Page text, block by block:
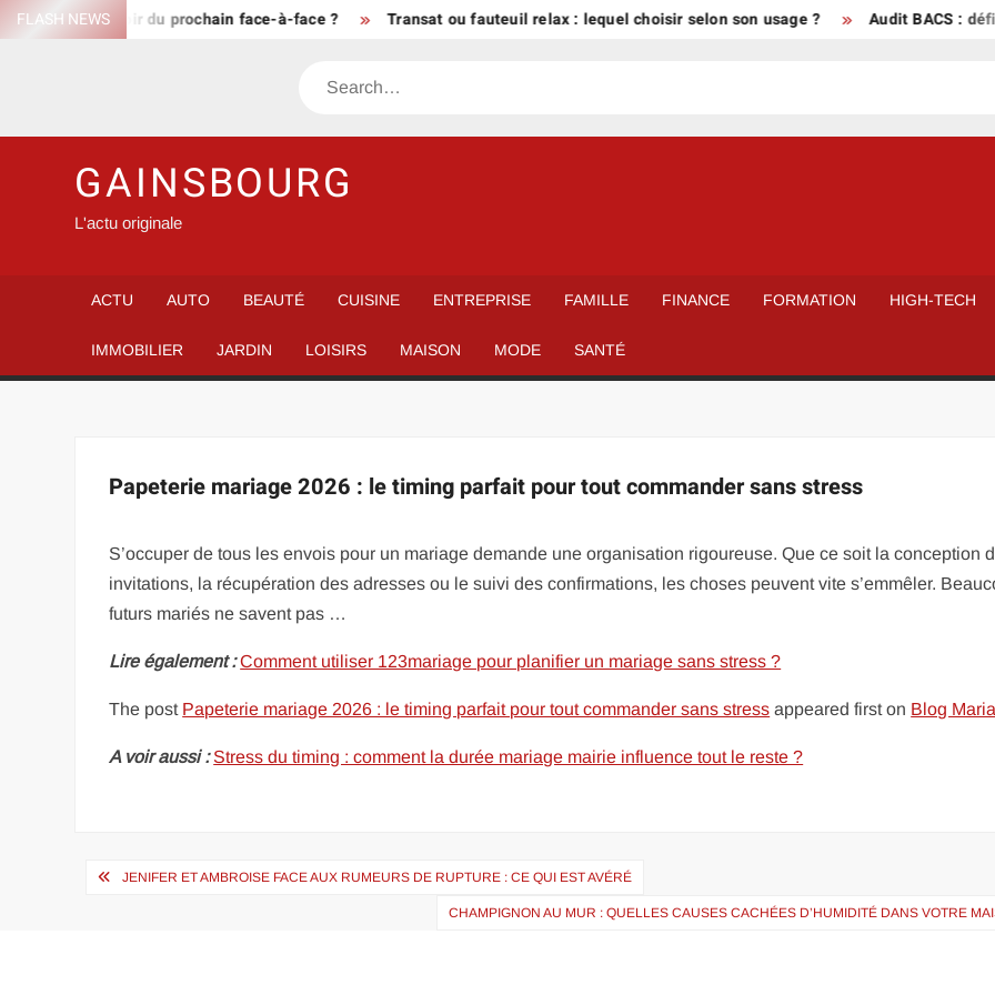
Skip
to
FLASH NEWS
vraiment prévoir du prochain face-à-face ? Transat ou fauteuil relax : lequel choisir selon son usage ? Audit BACS :
Search
GAINSBOURG
L'actu originale
ACTU AUTO BEAUTÉ CUISINE ENTREPRISE FAMILLE FINANCE FORMATION HIGH-TECH
IMMOBILIER JARDIN LOISIRS MAISON MODE SANTÉ
Papeterie mariage 2026 : le timing parfait pour tout commander sans stress
S’occuper de tous les envois pour un mariage demande une organisation rigoureuse. Que ce soit la conception
invitations, la récupération des adresses ou le suivi des confirmations, les choses peuvent vite s’emmêler.
futurs mariés ne savent pas …
Lire également : Comment utiliser 123mariage pour planifier un mariage sans stress ?
The post Papeterie mariage 2026 : le timing parfait pour tout commander sans stress appeared first on Blog
A voir aussi : Stress du timing : comment la durée mariage mairie influence tout le reste ?
Navigation
JENIFER ET AMBROISE FACE AUX RUMEURS DE RUPTURE : CE QUI EST AVÉRÉ
CHAMPIGNON AU MUR : QUELLES CAUSES CACHÉES D’HUMIDITÉ DANS VOTRE